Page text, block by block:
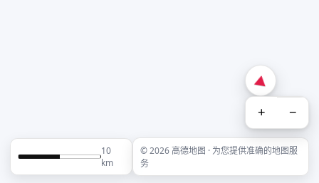
+ −
10
km
© 2026 高德地图 · 为您提供准确的地图服
务